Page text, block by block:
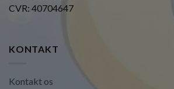
CVR: 40704647
KONTAKT
Kontakt os